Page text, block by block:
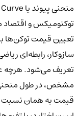
توکنومیکس و
تعیین قیمت توکن‌ها
سازوکار، رابطه‌ای
تعریف می‌شود. هرچه
مشخص، در طول منحنی
قیمت به همان نسبت